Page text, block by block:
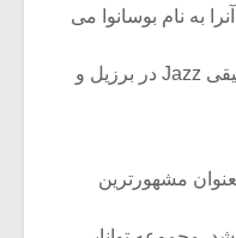
به نام بوسانوا می
بعد بوسانوا پایه ای شد برای موسیقی Jazz در برزیل و
مشهورترین
موسیقی